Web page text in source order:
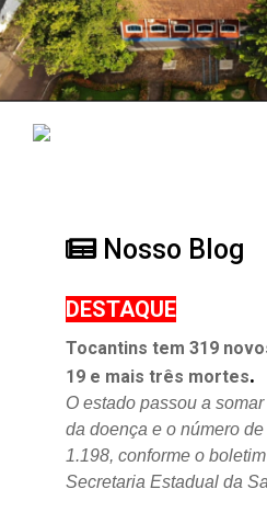
Nosso Blog
DESTAQUE
Tocantins tem 319
19 e mais três mortes.
O estado passou a
da doença e o número
1.198, conforme o
Secretaria Estadual da